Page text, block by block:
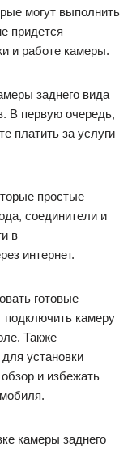
могут выполнить
придется
и работе камеры.
заднего вида
В первую очередь,
платить за услуги
простые
соединители и
в
интернет.
готовые
подключить камеру
Также
установки
и избежать
камеры заднего